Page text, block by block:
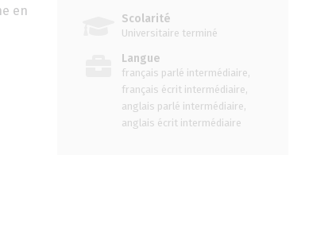
en
Scolarité
Universitaire terminé
Langue
français parlé intermédiaire,
français écrit intermédiaire,
anglais parlé intermédiaire,
anglais écrit intermédiaire